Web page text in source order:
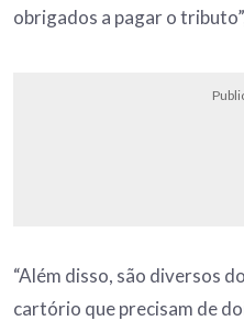
obrigados a pagar o
“Além disso, são diversos
cartório que precisam de